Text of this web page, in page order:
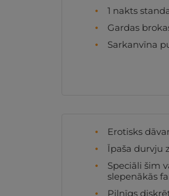
1 nakts
Gardas
Sarkanvīna
Erotisks
Īpaša durvju
Speciāli šim
slepenākās
Pilnīgs